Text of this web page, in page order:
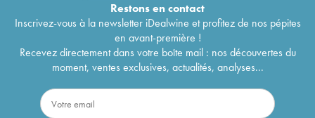
Restons encontact
Inscrivez-vous à la newsletter iDealwine et profitez de nos pépites
en avant-première !
Recevez directement dans votre boîte mail : nos découvertes du
moment, ventes exclusives, actualités, analyses...